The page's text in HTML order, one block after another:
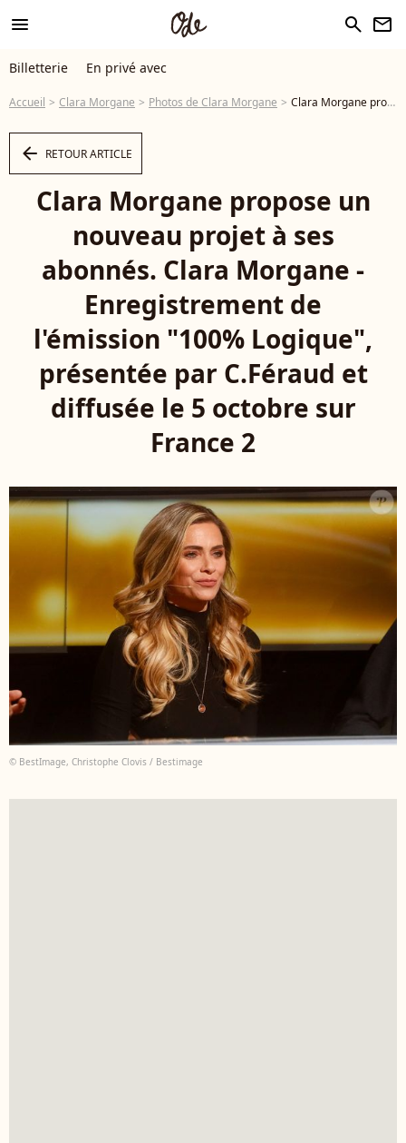
menu search newsletter
Billetterie En privé avec
Accueil Clara Morgane Photos de Clara Morgane Clara Morgane propose un nouveau projet à ses abonnés. Clara Morgane - Enregistrement de l'émission "100% Logique", présentée par C.Féraud et diffusée le 5 octobre sur France 2 © Christophe Clovis / Bestimage - Photo
arrow_left RETOUR ARTICLE
Clara Morgane propose un
nouveau projet à ses
abonnés. Clara Morgane -
Enregistrement de
l'émission "100% Logique",
présentée par C.Féraud et
diffusée le 5 octobre sur
France 2
© BestImage, Christophe Clovis / Bestimage